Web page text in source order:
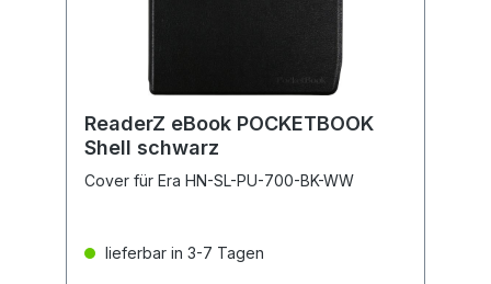
ReaderZ eBook POCKETBOOK
Shell schwarz
Cover für Era HN-SL-PU-700-BK-WW
lieferbar in 3-7 Tagen